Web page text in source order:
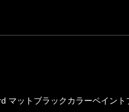
ットブラックカラーペイン